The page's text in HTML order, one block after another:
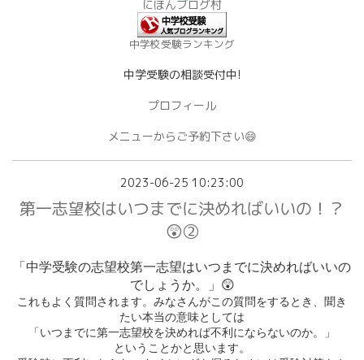
にほんブログ村
中学校受験ランキング
中学受験の相談受付中!
プロフィール
メニューからご予約下さい😄
2023-06-25 10:23:00
第一志望校はいつまでに決めればいいの！？
😲②
「中学受験の志望校第一志望はいつまでに決めればいいの
でしょうか。」 😲
これもよく質問されます。みなさんがこの質問をするとき、聞き
たい本当の意味としては
「いつまでに第一志望校を決めれば不利にならないのか。」
ということかと思います。